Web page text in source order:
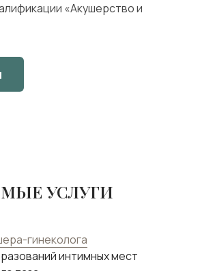
«Акушерство и
УСЛУГИ
гинеколога
интимных мест